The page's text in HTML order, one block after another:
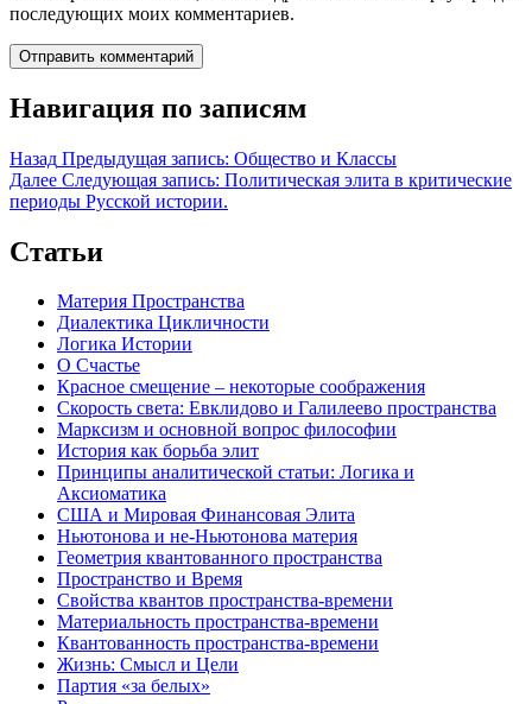
последующих моих комментариев.
Навигация по записям
Назад Предыдущая запись: Общество и Классы
Далее Следующая запись: Политическая элита в критические
периоды Русской истории.
Статьи
Материя Пространства
Диалектика Цикличности
Логика Истории
О Счастье
Красное смещение – некоторые соображения
Скорость света: Евклидово и Галилеево пространства
Марксизм и основной вопрос философии
История как борьба элит
Принципы аналитической статьи: Логика и
Аксиоматика
США и Мировая Финансовая Элита
Ньютонова и не-Ньютонова материя
Геометрия квантованного пространства
Пространство и Время
Свойства квантов пространства-времени
Материальность пространства-времени
Квантованность пространства-времени
Жизнь: Смысл и Цели
Партия «за белых»